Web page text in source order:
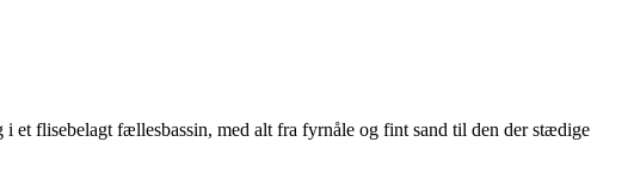
et flisebelagt fællesbassin, med alt fra fyrnåle og fint sand til den der stædige